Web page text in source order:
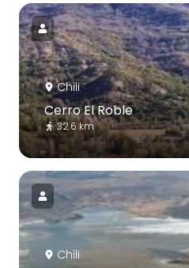
Chili
Cerro El Roble
32.6 km
Chili